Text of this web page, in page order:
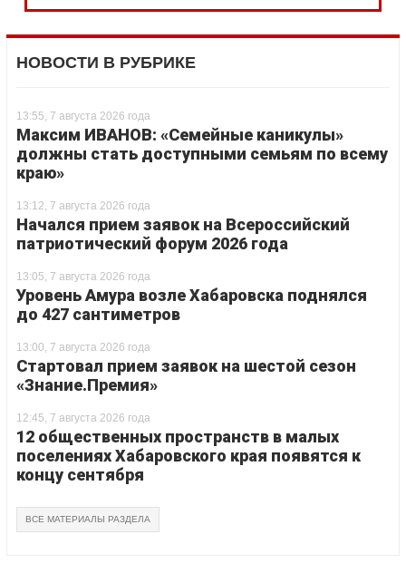
НОВОСТИ В РУБРИКЕ
13:55, 7 августа 2026 года
Максим ИВАНОВ: «Семейные каникулы»
должны стать доступными семьям по всему
краю»
13:12, 7 августа 2026 года
Начался прием заявок на Всероссийский
патриотический форум 2026 года
13:05, 7 августа 2026 года
Уровень Амура возле Хабаровска поднялся
до 427 сантиметров
13:00, 7 августа 2026 года
Стартовал прием заявок на шестой сезон
«Знание.Премия»
12:45, 7 августа 2026 года
12 общественных пространств в малых
поселениях Хабаровского края появятся к
концу сентября
ВСЕ МАТЕРИАЛЫ РАЗДЕЛА